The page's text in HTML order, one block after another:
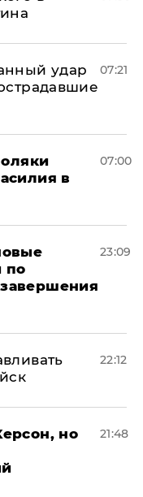
удар
07:21
в
07:00
по
23:09
22:12
но
21:48